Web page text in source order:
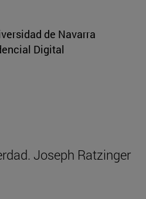
de Navarra
Digital
Joseph Ratzinger